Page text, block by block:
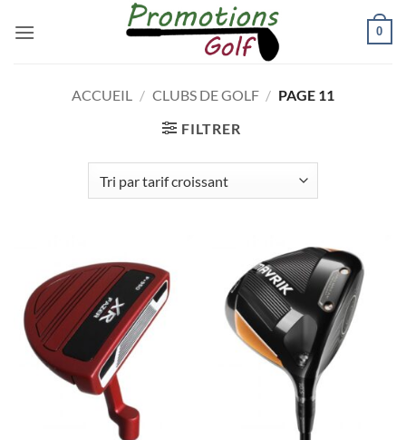
0
ACCUEIL / CLUBS DE GOLF / PAGE 11
FILTRER